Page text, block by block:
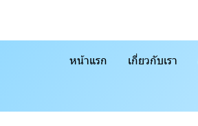
หน้าแรก เกี่ยวกับเรา